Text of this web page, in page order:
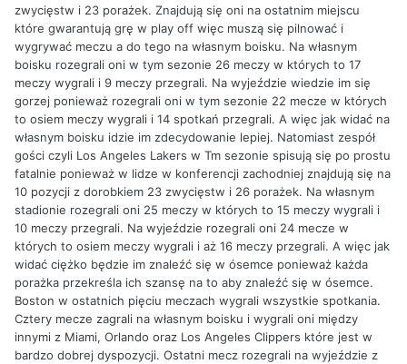
zwycięstw i 23 porażek. Znajdują się oni na ostatnim miejscu
które gwarantują grę w play off więc muszą się pilnować i
wygrywać meczu a do tego na własnym boisku. Na własnym
boisku rozegrali oni w tym sezonie 26 meczy w których to 17
meczy wygrali i 9 meczy przegrali. Na wyjeździe wiedzie im się
gorzej ponieważ rozegrali oni w tym sezonie 22 mecze w których
to osiem meczy wygrali i 14 spotkań przegrali. A więc jak widać na
własnym boisku idzie im zdecydowanie lepiej. Natomiast zespół
gości czyli Los Angeles Lakers w Tm sezonie spisują się po prostu
fatalnie ponieważ w lidze w konferencji zachodniej znajdują się na
10 pozycji z dorobkiem 23 zwycięstw i 26 porażek. Na własnym
stadionie rozegrali oni 25 meczy w których to 15 meczy wygrali i
10 meczy przegrali. Na wyjeździe rozegrali oni 24 mecze w
których to osiem meczy wygrali i aż 16 meczy przegrali. A więc jak
widać ciężko będzie im znaleźć się w ósemce ponieważ każda
porażka przekreśla ich szansę na to aby znaleźć się w ósemce.
Boston w ostatnich pięciu meczach wygrali wszystkie spotkania.
Cztery mecze zagrali na własnym boisku i wygrali oni między
innymi z Miami, Orlando oraz Los Angeles Clippers które jest w
bardzo dobrej dyspozycji. Ostatni mecz rozegrali na wyjeździe z